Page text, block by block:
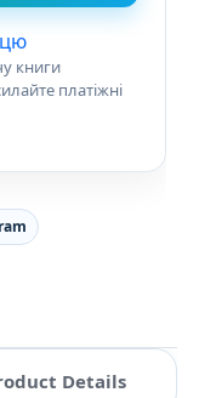
книги
платіжні
Details